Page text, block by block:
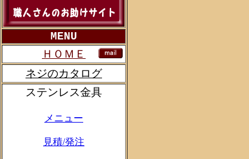
MENU
ＨＯＭＥ
ネジのカタログ
ステンレス金具
メニュー
見積/発注